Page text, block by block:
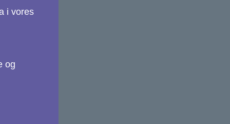
i vores
og